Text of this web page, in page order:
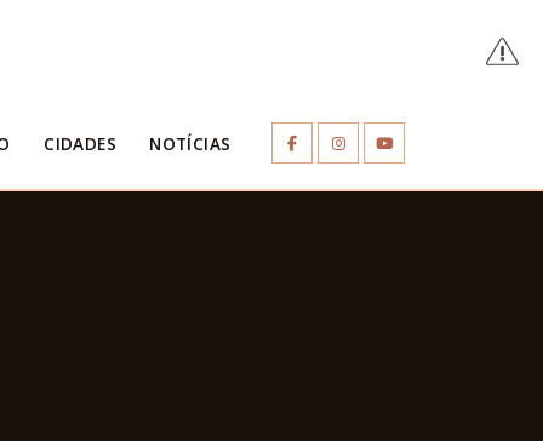
CIDADES NOTÍCIAS